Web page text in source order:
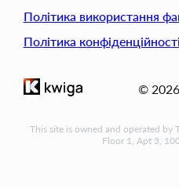
©
Політика використання
Політика конфіденційності
This site is owned and operated by
Floor 1, Apt 3,